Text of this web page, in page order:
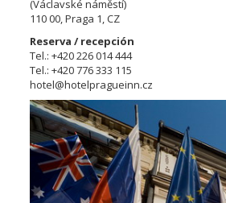
(Václavské náměstí)
110 00, Praga 1, CZ
Reserva / recepción
Tel.: +420 226 014 444
Tel.: +420 776 333 115
hotel@hotelpragueinn.cz